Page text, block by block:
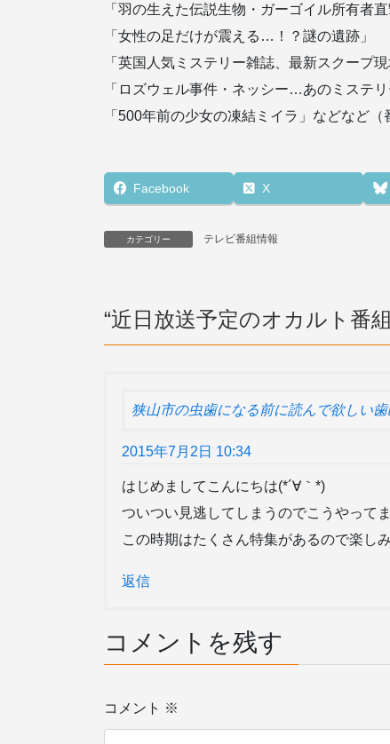
「羽の生えた伝説生物・ガーゴイル所有者直
「女性の足だけが震える…！？謎の遺跡」
「英国人気ミステリー雑誌、最新スクープ現
「ロズウェル事件・ネッシー…あのミステ
「500年前の少女の凍結ミイラ」などなど（
Facebook X
カテゴリー テレビ番組情報
“近日放送予定のオカルト番組
狭山市の虫歯になる前に読んで欲しい
2015年7月2日 10:34
はじめましてこんにちは(*´∀｀*)
ついつい見逃してしまうのでこうやって
この時期はたくさん特集があるので楽しみ
返信
コメントを残す
コメント ※